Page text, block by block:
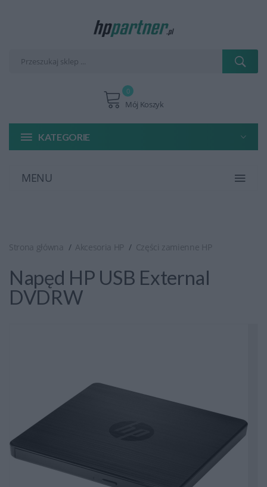
Mój Koszyk
0
KATEGORIE
MENU
Strona główna Akcesoria HP Części zamienne HP
Napęd HP USB External
DVDRW